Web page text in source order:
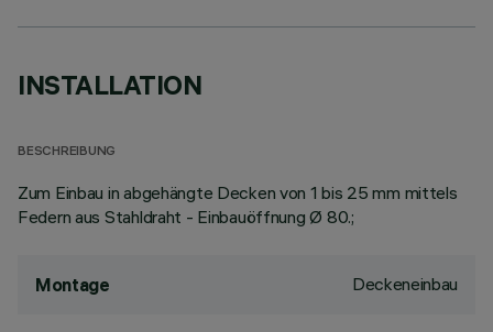
INSTALLATION
BESCHREIBUNG
Zum Einbau in abgehängte Decken von 1 bis 25 mm mittels
Federn aus Stahldraht - Einbauöffnung Ø 80.;
Montage Deckeneinbau